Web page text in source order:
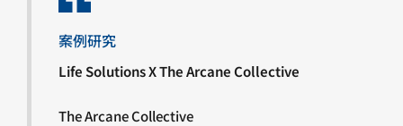
案例研究
Life Solutions X The Arcane Collective
The Arcane Collective